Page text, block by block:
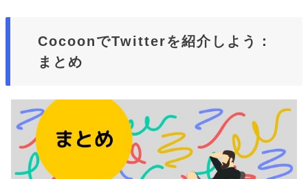
CocoonでTwitterを紹介しよう：
まとめ